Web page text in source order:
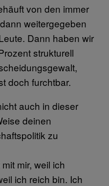
von den immer
weitergegeben
Dann haben wir
strukturell
doch furchtbar.
auch in dieser
deinen
zu
mir, weil ich
ich reich bin. Ich